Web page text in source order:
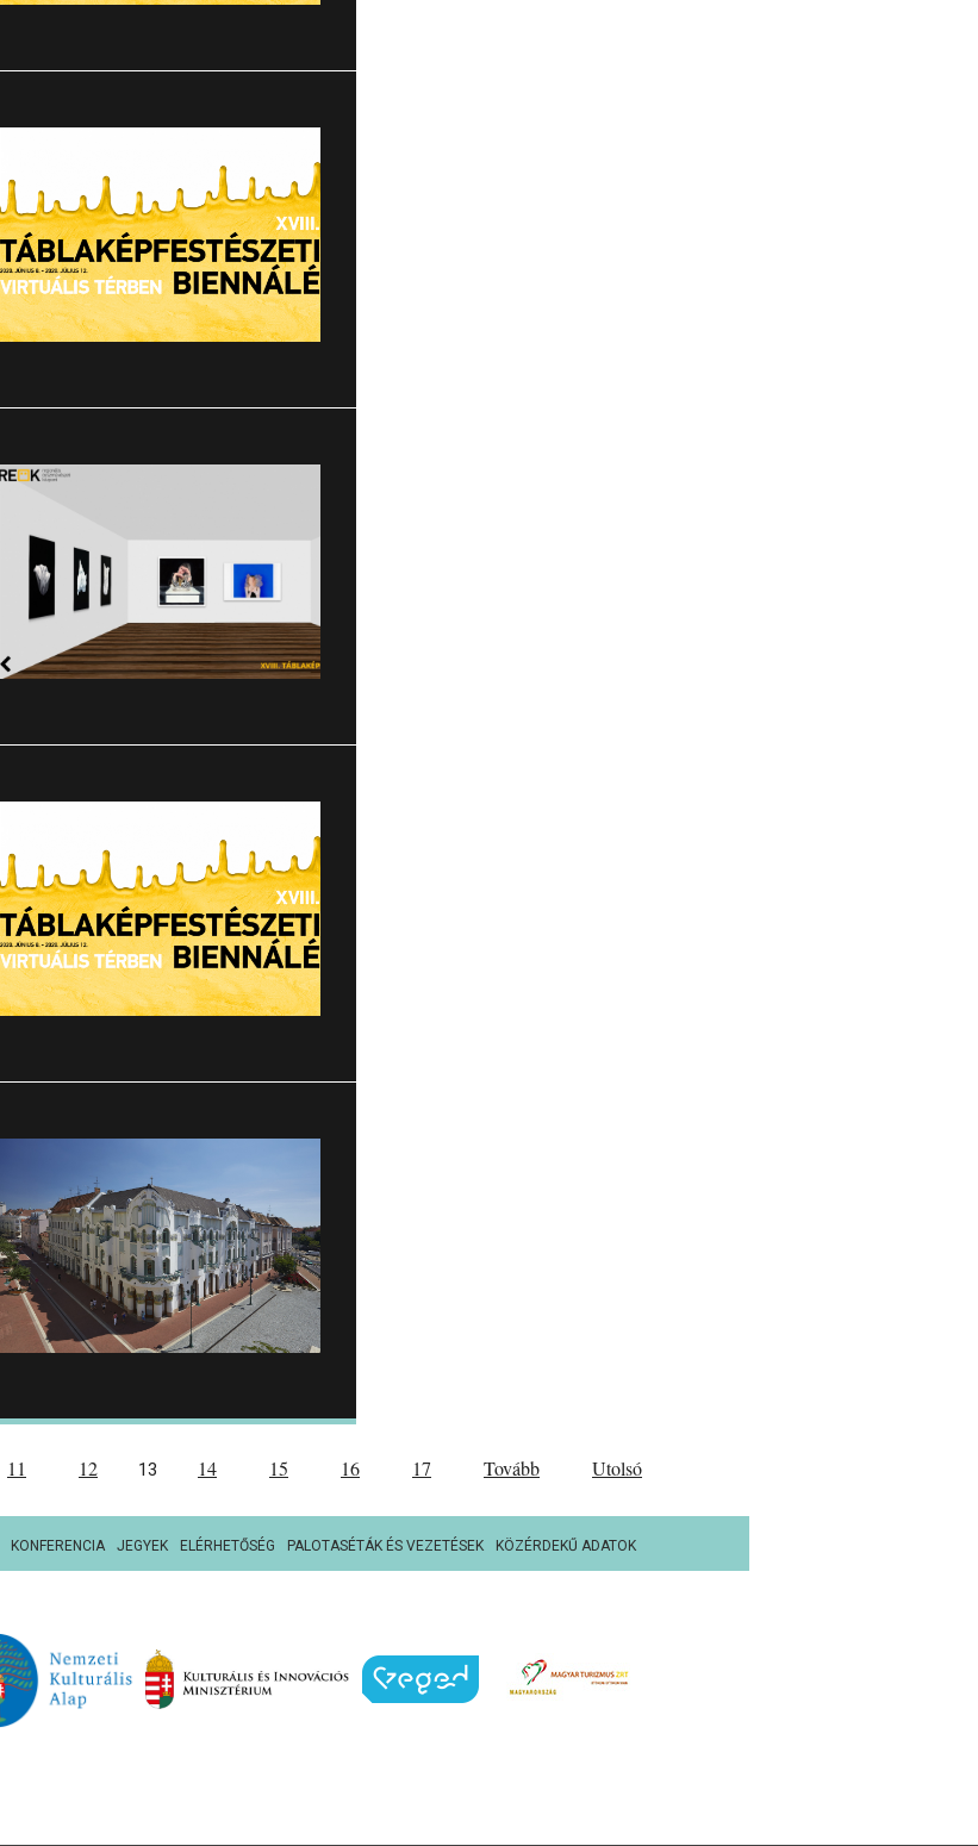
11 12 13 14 15 16 17 Tovább Utolsó
KONFERENCIA JEGYEK ELÉRHETŐSÉG PALOTASÉTÁK ÉS VEZETÉSEK KÖZÉRDEKŰ ADATOK